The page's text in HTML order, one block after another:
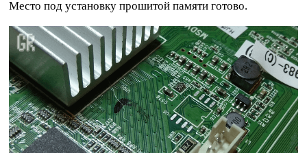
Место под установку прошитой памяти готово.